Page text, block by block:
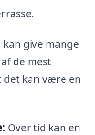
give mange
de mest
kan være en
Over tid kan en